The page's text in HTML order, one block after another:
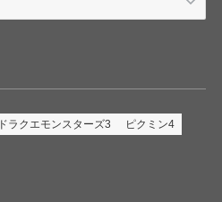
ドラクエモンスターズ3
ピクミン4